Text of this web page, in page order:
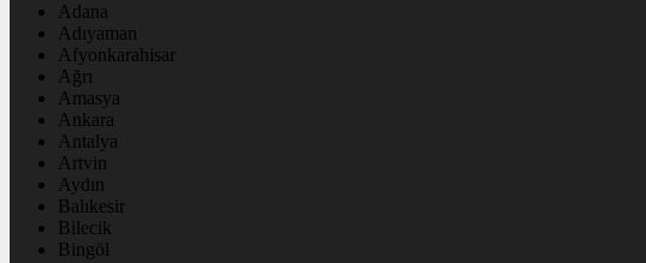
Adana
Adıyaman
Afyonkarahisar
Ağrı
Amasya
Ankara
Antalya
Artvin
Aydın
Balıkesir
Bilecik
Bingöl